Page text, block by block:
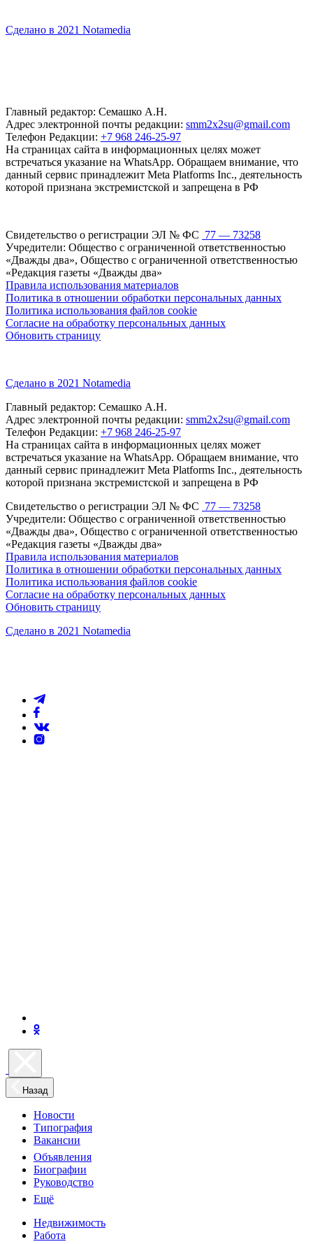
Сделано в 2021 Notamedia
Главный редактор: Семашко А.Н.
Адрес электронной почты редакции: smm2x2su@gmail.com
Телефон Редакции: +7 968 246-25-97
На страницах сайта в информационных целях может
встречаться указание на WhatsApp. Обращаем внимание, что
данный сервис принадлежит Meta Platforms Inc., деятельность
которой признана экстремистской и запрещена в РФ
Свидетельство о регистрации ЭЛ № ФС 77 — 73258
Учредители: Общество с ограниченной ответственностью
«Дважды два», Общество с ограниченной ответственностью
«Редакция газеты «Дважды два»
Правила использования материалов
Политика в отношении обработки персональных данных
Политика использования файлов cookie
Согласие на обработку персональных данных
Обновить страницу
Сделано в 2021 Notamedia
Главный редактор: Семашко А.Н.
Адрес электронной почты редакции: smm2x2su@gmail.com
Телефон Редакции: +7 968 246-25-97
На страницах сайта в информационных целях может
встречаться указание на WhatsApp. Обращаем внимание, что
данный сервис принадлежит Meta Platforms Inc., деятельность
которой признана экстремистской и запрещена в РФ
Свидетельство о регистрации ЭЛ № ФС 77 — 73258
Учредители: Общество с ограниченной ответственностью
«Дважды два», Общество с ограниченной ответственностью
«Редакция газеты «Дважды два»
Правила использования материалов
Политика в отношении обработки персональных данных
Политика использования файлов cookie
Согласие на обработку персональных данных
Обновить страницу
Сделано в 2021 Notamedia
Назад
Новости
Типография
Вакансии
Объявления
Биографии
Руководство
Ещё
Недвижимость
Работа